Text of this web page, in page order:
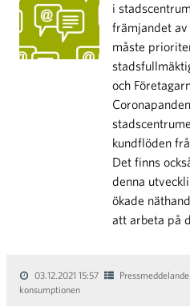
i
främjandet
måste
och
kundflöden
Det finns
denna
ökade
att arbeta på
03.12.2021 15:57 Pressmeddelande
konsumptionen